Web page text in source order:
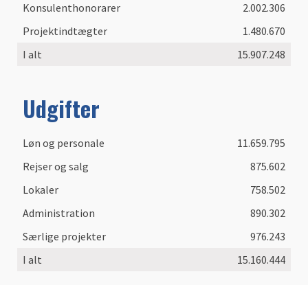
Konsulenthonorarer
2.002.306
Projektindtægter
1.480.670
I alt
15.907.248
Udgifter
​Løn og personale
11.659.795
​Rejser og salg
875.602
Lokaler
758.502
Administration
890.302
​Særlige projekter
976.243
​I alt
15.160.444